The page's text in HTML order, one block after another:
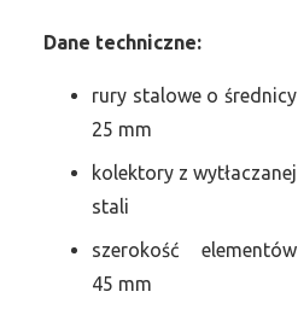
Dane techniczne:
rury stalowe o średnicy
25 mm
kolektory z wytłaczanej
stali
szerokość elementów
45 mm